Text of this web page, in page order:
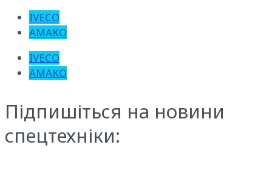
IVECO
АМАКО
IVECO
АМАКО
Підпишіться на новини
спецтехніки: